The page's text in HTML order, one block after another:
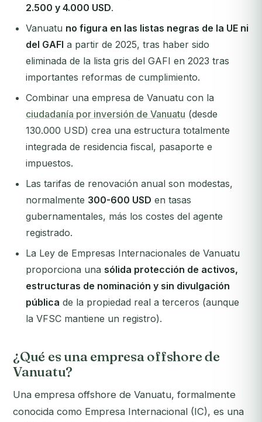
2.500 y 4.000 USD.
Vanuatu no figura en las listas negras de la UE ni
del GAFI a partir de 2025, tras haber sido
eliminada de la lista gris del GAFI en 2023 tras
importantes reformas de cumplimiento.
Combinar una empresa de Vanuatu con la
ciudadanía por inversión de Vanuatu (desde
130.000 USD) crea una estructura totalmente
integrada de residencia fiscal, pasaporte e
impuestos.
Las tarifas de renovación anual son modestas,
normalmente 300-600 USD en tasas
gubernamentales, más los costes del agente
registrado.
La Ley de Empresas Internacionales de Vanuatu
proporciona una sólida protección de activos,
estructuras de nominación y sin divulgación
pública de la propiedad real a terceros (aunque
la VFSC mantiene un registro).
¿Qué es una empresa offshore de
Vanuatu?
Una empresa offshore de Vanuatu, formalmente
conocida como Empresa Internacional (IC), es una